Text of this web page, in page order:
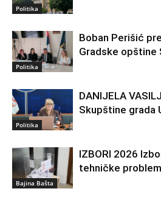
Politika
Politika
Boban Perišić
Gradske opštine
Politika
DANIJELA
Skupštine grada
Bajina Bašta
IZBORI 2026
tehničke